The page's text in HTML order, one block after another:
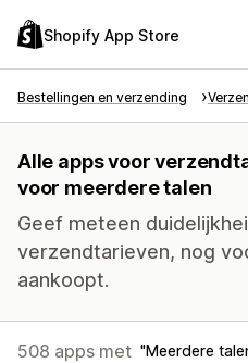
Shopify App Store
Bestellingen en verzending
Alle apps voor
voor meerdere talen
Geef meteen
verzendtarieven, nog
aankoopt.
508 apps met Meerdere